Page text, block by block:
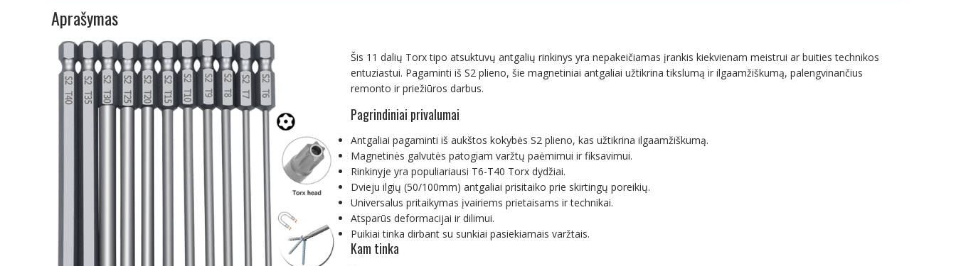
Aprašymas
Šis 11 dalių Torx tipo atsuktuvų antgalių rinkinys yra nepakeičiamas įrankis kiekvienam meistrui ar buities technikos
entuziastui. Pagaminti iš S2 plieno, šie magnetiniai antgaliai užtikrina tikslumą ir ilgaamžiškumą, palengvinančius
remonto ir priežiūros darbus.
Pagrindiniai privalumai
Antgaliai pagaminti iš aukštos kokybės S2 plieno, kas užtikrina ilgaamžiškumą.
Magnetinės galvutės patogiam varžtų paėmimui ir fiksavimui.
Rinkinyje yra populiariausi T6-T40 Torx dydžiai.
Dvieju ilgių (50/100mm) antgaliai prisitaiko prie skirtingų poreikių.
Universalus pritaikymas įvairiems prietaisams ir technikai.
Atsparūs deformacijai ir dilimui.
Puikiai tinka dirbant su sunkiai pasiekiamais varžtais.
Kam tinka